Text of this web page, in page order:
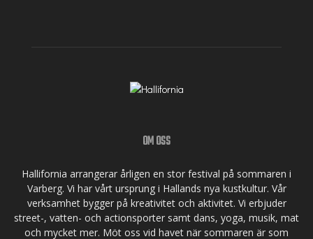
OM OSS
Hallifornia arrangerar årligen en stor festival på sommaren i
Varberg. Vi har vårt ursprung i Hallands nya kustkultur. Vår
verksamhet bygger på kreativitet och aktivitet. Vi erbjuder
street-, vatten- och actionsporter samt dans, yoga, musik, mat
och mycket mer. Möt oss vid havet när sommaren är som